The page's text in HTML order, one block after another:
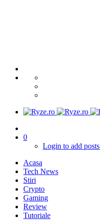
0
Login to add
Acasa
Tech News
Stiri
Crypto
Gaming
Review
Tutoriale